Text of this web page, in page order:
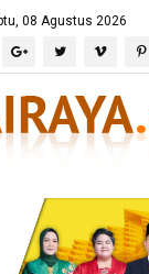
08 Agustus 2026